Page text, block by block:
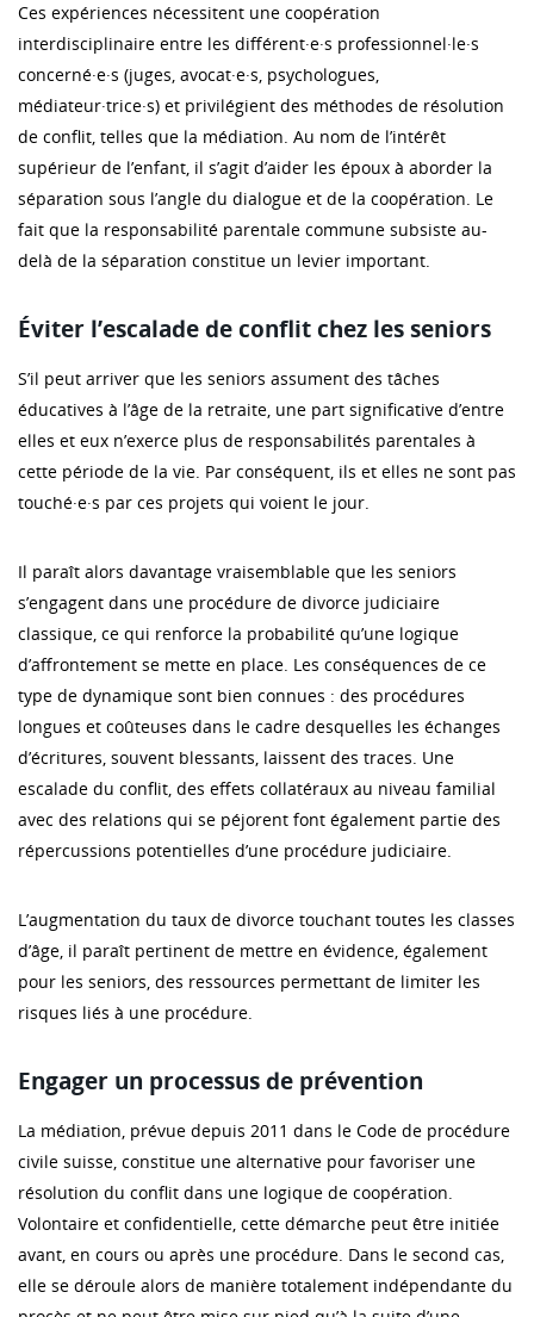
Ces expériences nécessitent une coopération
interdisciplinaire entre les différent·e·s professionnel·le·s
concerné·e·s (juges, avocat·e·s, psychologues,
médiateur·trice·s) et privilégient des méthodes de résolution
de conflit, telles que la médiation. Au nom de l’intérêt
supérieur de l’enfant, il s’agit d’aider les époux à aborder la
séparation sous l’angle du dialogue et de la coopération. Le
fait que la responsabilité parentale commune subsiste au-
delà de la séparation constitue un levier important.
Éviter l’escalade de conflit chez les seniors
S’il peut arriver que les seniors assument des tâches
éducatives à l’âge de la retraite, une part significative d’entre
elles et eux n’exerce plus de responsabilités parentales à
cette période de la vie. Par conséquent, ils et elles ne sont pas
touché·e·s par ces projets qui voient le jour.
Il paraît alors davantage vraisemblable que les seniors
s’engagent dans une procédure de divorce judiciaire
classique, ce qui renforce la probabilité qu’une logique
d’affrontement se mette en place. Les conséquences de ce
type de dynamique sont bien connues : des procédures
longues et coûteuses dans le cadre desquelles les échanges
d’écritures, souvent blessants, laissent des traces. Une
escalade du conflit, des effets collatéraux au niveau familial
avec des relations qui se péjorent font également partie des
répercussions potentielles d’une procédure judiciaire.
L’augmentation du taux de divorce touchant toutes les classes
d’âge, il paraît pertinent de mettre en évidence, également
pour les seniors, des ressources permettant de limiter les
risques liés à une procédure.
Engager un processus de prévention
La médiation, prévue depuis 2011 dans le Code de procédure
civile suisse, constitue une alternative pour favoriser une
résolution du conflit dans une logique de coopération.
Volontaire et confidentielle, cette démarche peut être initiée
avant, en cours ou après une procédure. Dans le second cas,
elle se déroule alors de manière totalement indépendante du